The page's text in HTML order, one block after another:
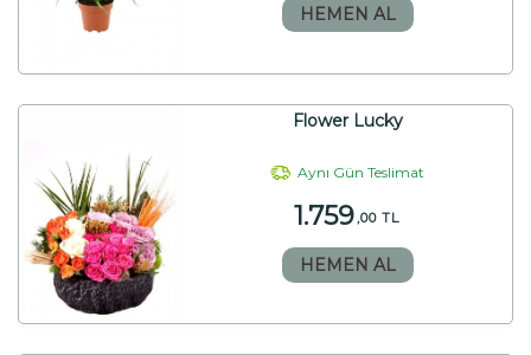
HEMEN AL
Flower Lucky
Aynı Gün Teslimat
1.759 ,00 TL
HEMEN AL